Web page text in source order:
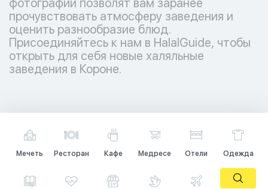
фотографии позволят вам заранее
прочувствовать атмосферу заведения и
оценить разнообразие блюд.
Присоединяйтесь к нам в HalalGuide, чтобы
открыть для себя новые халяльные
заведения в Короне.
Мечеть Ресторан Кафе Медресе Отели Одежда